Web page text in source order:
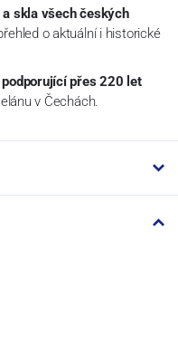
skla všech českých
o aktuální i historické
přes 220 let
v Čechách.